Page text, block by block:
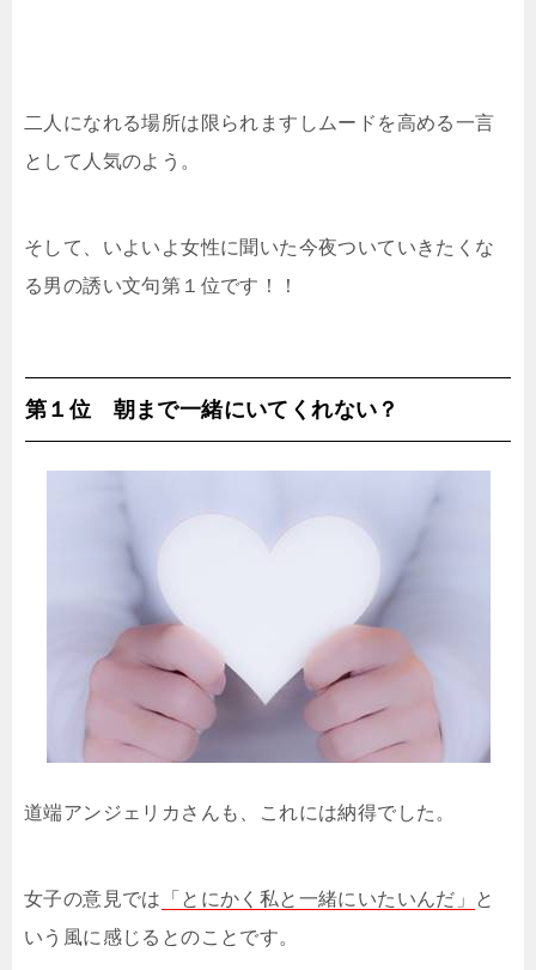
二人になれる場所は限られますしムードを高める一言
として人気のよう。
そして、いよいよ女性に聞いた今夜ついていきたくな
る男の誘い文句第１位です！！
第１位 朝まで一緒にいてくれない？
道端アンジェリカさんも、これには納得でした。
女子の意見では 「とにかく私と一緒にいたいんだ」
と
いう風に感じるとのことです。